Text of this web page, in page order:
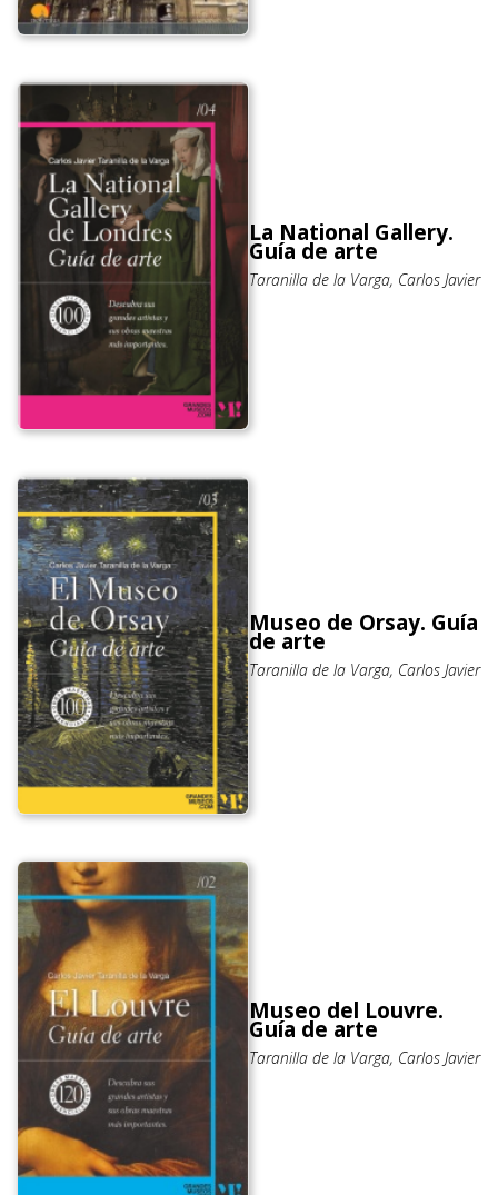
La National Gallery.
Guía de arte
Taranilla de la Varga, Carlos Javier
Museo de Orsay. Guía
de arte
Taranilla de la Varga, Carlos Javier
Museo del Louvre.
Guía de arte
Taranilla de la Varga, Carlos Javier